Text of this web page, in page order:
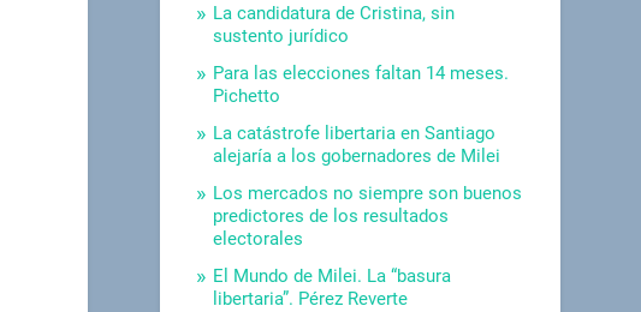
La candidatura de Cristina, sin
sustento jurídico
Para las elecciones faltan 14 meses.
Pichetto
La catástrofe libertaria en Santiago
alejaría a los gobernadores de Milei
Los mercados no siempre son buenos
predictores de los resultados
electorales
El Mundo de Milei. La “basura
libertaria”. Pérez Reverte